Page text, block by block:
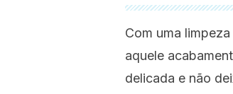
Com uma
aquele
delicada e não